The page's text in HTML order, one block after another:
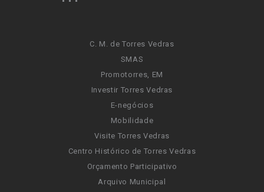
C. M. de Torres Vedras
SMAS
Promotorres, EM
Investir Torres Vedras
E-negócios
Mobilidade
Visite Torres Vedras
Centro Histórico de Torres Vedras
Orçamento Participativo
Arquivo Municipal